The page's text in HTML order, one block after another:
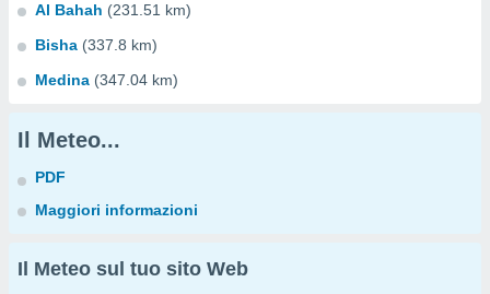
Al Bahah (231.51 km)
Bisha (337.8 km)
Medina (347.04 km)
Il Meteo...
PDF
Maggiori informazioni
Il Meteo sul tuo sito Web